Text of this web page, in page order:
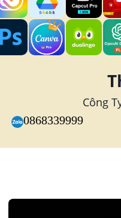
Công
0868339999